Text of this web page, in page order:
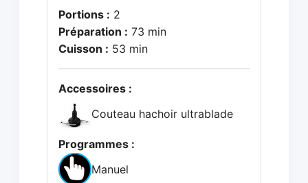
Portions : 2
Préparation : 73 min
Cuisson : 53 min
Accessoires :
Couteau hachoir ultrablade
Programmes :
Manuel